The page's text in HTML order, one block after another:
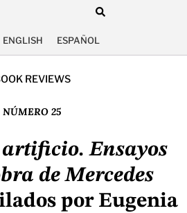
ENGLISH ESPAÑOL
REVIEWS
NÚMERO 25
Ensayos
de Mercedes
por Eugenia